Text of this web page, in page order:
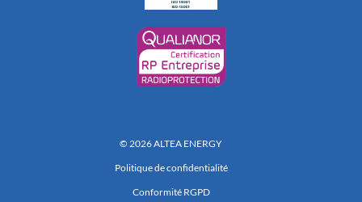
© 2026 ALTEA ENERGY
Politique de confidentialité
Conformité RGPD